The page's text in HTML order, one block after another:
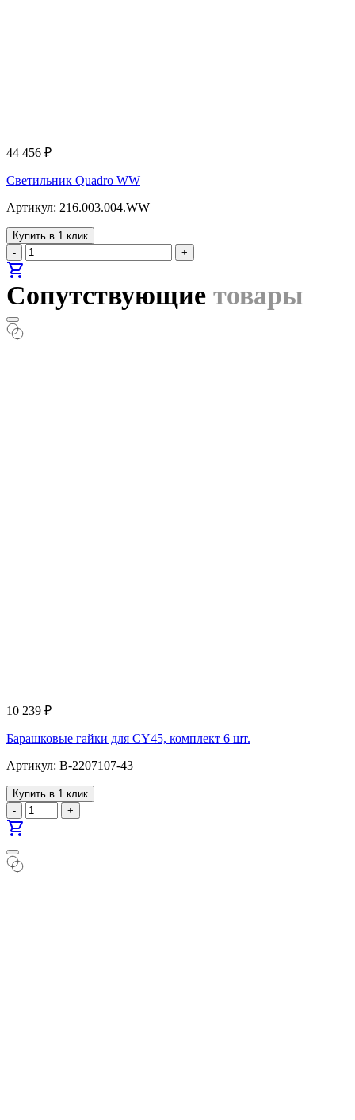
44 456 ₽
Светильник Quadro WW
Артикул: 216.003.004.WW
Купить в 1 клик
-
+
shopping_cart
Сопутствующие товары
10 239 ₽
Барашковые гайки для CY45, комплект 6 шт.
Артикул: B-2207107-43
Купить в 1 клик
-
+
shopping_cart